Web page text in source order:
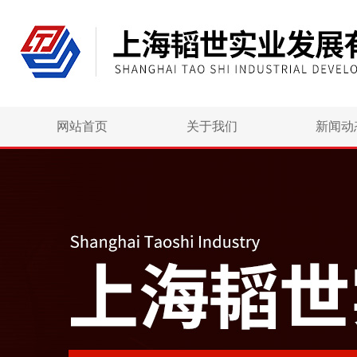
网站首页 关于我们 新闻动